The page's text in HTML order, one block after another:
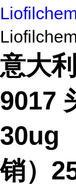
意大
9017
30ug
销）